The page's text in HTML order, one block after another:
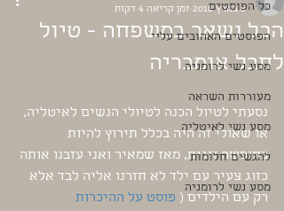
כל הפוסטים
הפוסטים האהובים עליי
מסע נשי לרומניה
מעוררות השראה
מסע נשי לאיטליה
להגשים חלומות
מסע נשי לרומניה
הכל נשאר במשפחה - טיול
לחבל אומבריה
3 במרץ 2018
זמן קריאה 4 דקות
נסעתי לטיול הכנה לטיולי הנשים לאיטליה,
או שאולי זה היה בכלל תירוץ להיות
בחופשה זוגית, מאז שמאיר ואני עזבנו אותה
כזוג צעיר עם ילד לא חזרנו אליה לבד אלא
רק עם הילדים ( פוסט על ההיכרות